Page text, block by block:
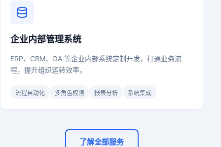
企业内部管理系统
ERP、CRM、OA 等企业内部系统定制开发，打通业务流
程，提升组织运转效率。
流程自动化 多角色权限 报表分析 系统集成
了解全部服务